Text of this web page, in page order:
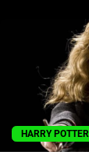
HARRY POTTER